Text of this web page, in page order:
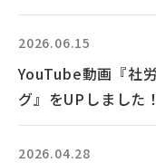
2026.06.15
YouTube動画『社
グ』をUPしました！
2026.04.28